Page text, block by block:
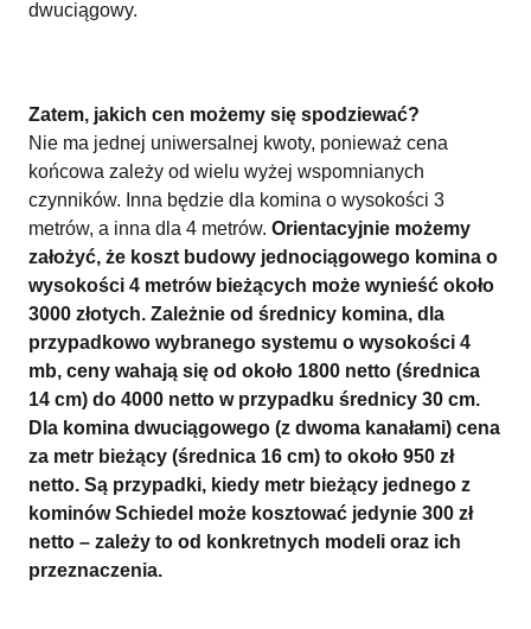
dwuciągowy.
Zatem, jakich cen możemy się spodziewać?
Nie ma jednej uniwersalnej kwoty, ponieważ cena
końcowa zależy od wielu wyżej wspomnianych
czynników. Inna będzie dla komina o wysokości 3
metrów, a inna dla 4 metrów. Orientacyjnie możemy
założyć, że koszt budowy jednociągowego komina o
wysokości 4 metrów bieżących może wynieść około
3000 złotych. Zależnie od średnicy komina, dla
przypadkowo wybranego systemu o wysokości 4
mb, ceny wahają się od około 1800 netto (średnica
14 cm) do 4000 netto w przypadku średnicy 30 cm.
Dla komina dwuciągowego (z dwoma kanałami) cena
za metr bieżący (średnica 16 cm) to około 950 zł
netto. Są przypadki, kiedy metr bieżący jednego z
kominów Schiedel może kosztować jedynie 300 zł
netto – zależy to od konkretnych modeli oraz ich
przeznaczenia.